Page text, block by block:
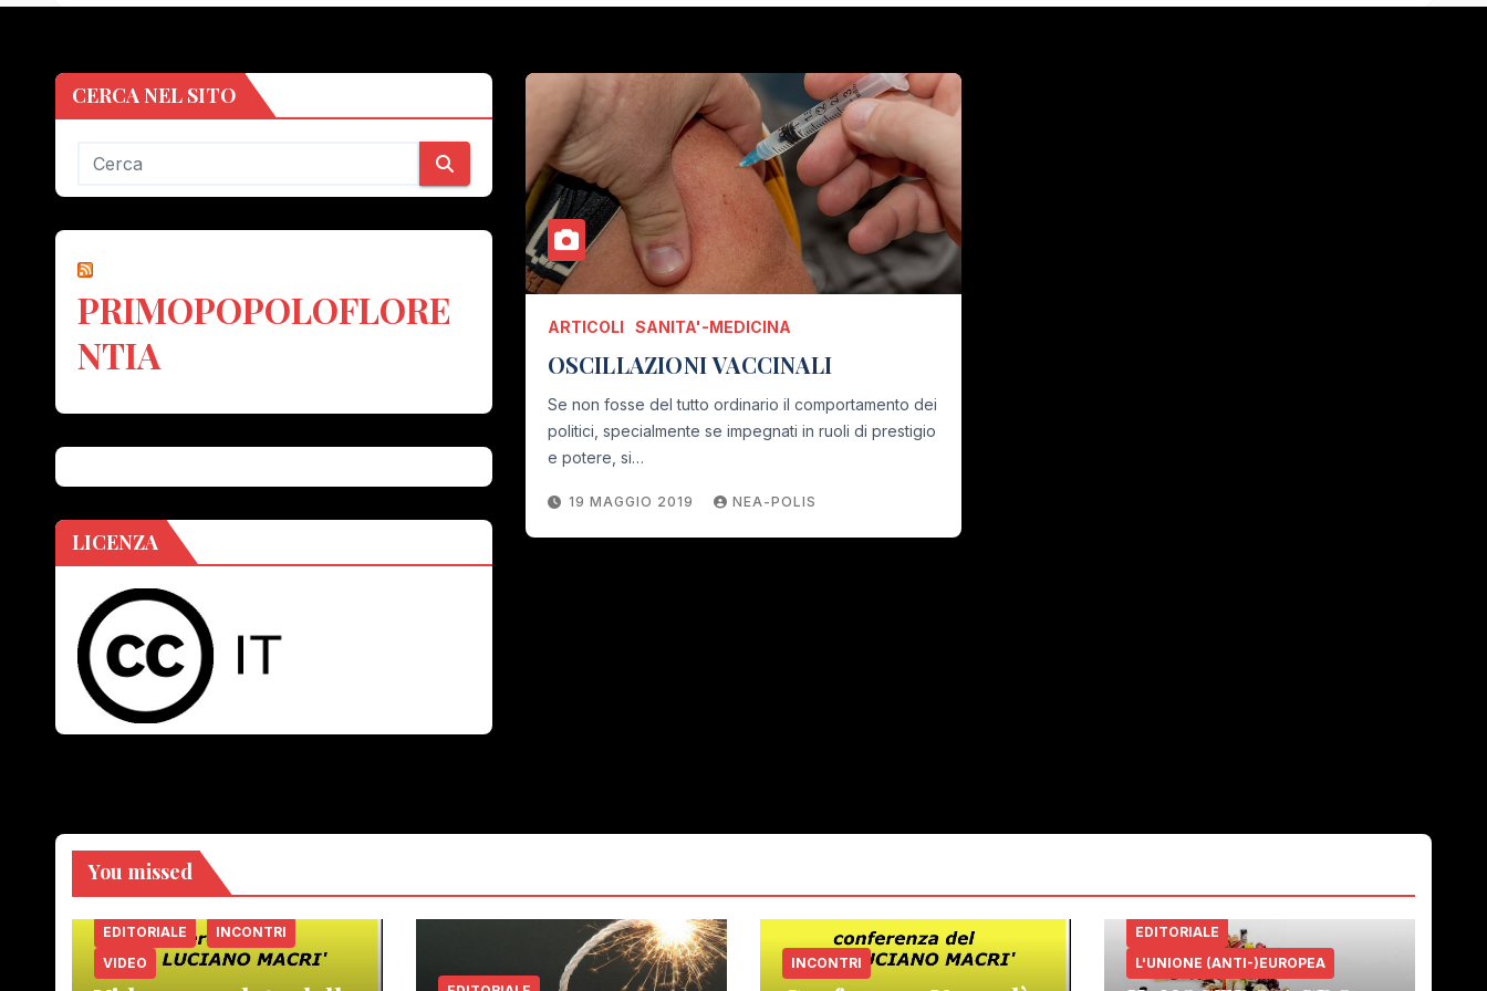
CERCA NEL SITO
PRIMOPOPOLOFLORE
NTIA
LICENZA
ARTICOLI SANITA'-MEDICINA
OSCILLAZIONI VACCINALI
Se non fosse del tutto ordinario il comportamento dei
politici, specialmente se impegnati in ruoli di prestigio
e potere, si…
19 MAGGIO 2019 NEA-POLIS
You missed
EDITORIALE
INCONTRI
VIDEO
INCONTRI
EDITORIALE
L'UNIONE (ANTI-)EUROPEA